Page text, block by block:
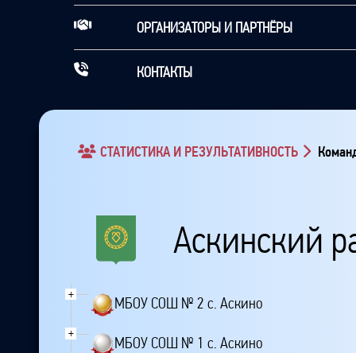
ОРГАНИЗАТОРЫ И ПАРТНЁРЫ
КОНТАКТЫ
СТАТИСТИКА И РЕЗУЛЬТАТИВНОСТЬ
Аскинский
+
МБОУ СОШ № 2 с. Аскино
+
МБОУ СОШ № 1 с. Аскино